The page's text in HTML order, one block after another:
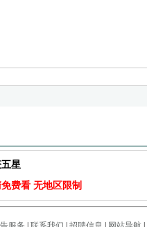
星
费看 无地区限制